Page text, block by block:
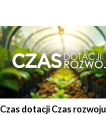
Czas dotacji Czas rozwoju